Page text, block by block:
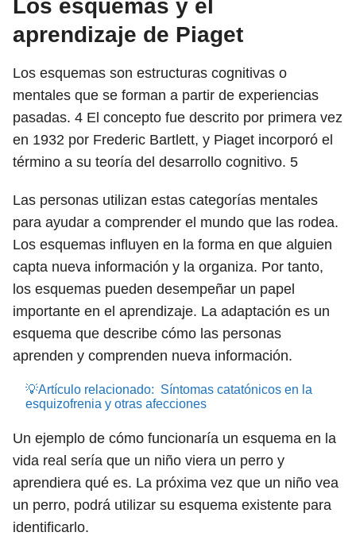
Los esquemas y el
aprendizaje de Piaget
Los esquemas son estructuras cognitivas o
mentales que se forman a partir de experiencias
pasadas. 4 El concepto fue descrito por primera vez
en 1932 por Frederic Bartlett, y Piaget incorporó el
término a su teoría del desarrollo cognitivo. 5
Las personas utilizan estas categorías mentales
para ayudar a comprender el mundo que las rodea.
Los esquemas influyen en la forma en que alguien
capta nueva información y la organiza. Por tanto,
los esquemas pueden desempeñar un papel
importante en el aprendizaje. La adaptación es un
esquema que describe cómo las personas
aprenden y comprenden nueva información.
💡Artículo relacionado: Síntomas catatónicos en la
esquizofrenia y otras afecciones
Un ejemplo de cómo funcionaría un esquema en la
vida real sería que un niño viera un perro y
aprendiera qué es. La próxima vez que un niño vea
un perro, podrá utilizar su esquema existente para
identificarlo.